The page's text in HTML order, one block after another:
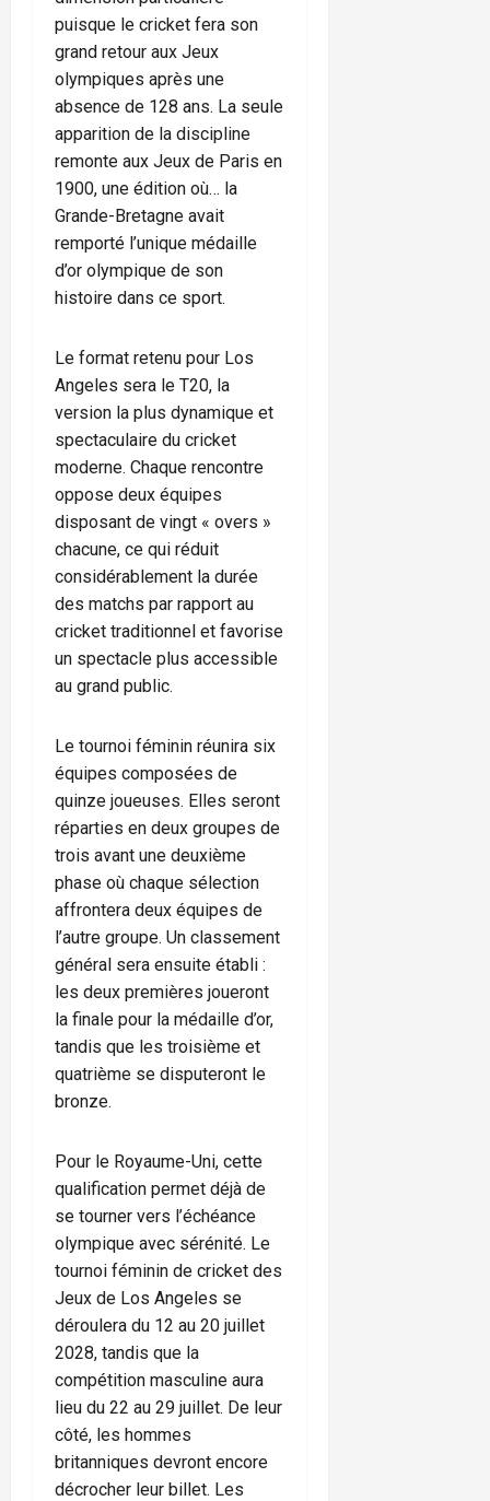
puisque le cricket fera son
grand retour aux Jeux
olympiques après une
absence de 128 ans. La seule
apparition de la discipline
remonte aux Jeux de Paris en
1900, une édition où… la
Grande-Bretagne avait
remporté l’unique médaille
d’or olympique de son
histoire dans ce sport.
Le format retenu pour Los
Angeles sera le T20, la
version la plus dynamique et
spectaculaire du cricket
moderne. Chaque rencontre
oppose deux équipes
disposant de vingt « overs »
chacune, ce qui réduit
considérablement la durée
des matchs par rapport au
cricket traditionnel et favorise
un spectacle plus accessible
au grand public.
Le tournoi féminin réunira six
équipes composées de
quinze joueuses. Elles seront
réparties en deux groupes de
trois avant une deuxième
phase où chaque sélection
affrontera deux équipes de
l’autre groupe. Un classement
général sera ensuite établi :
les deux premières joueront
la finale pour la médaille d’or,
tandis que les troisième et
quatrième se disputeront le
bronze.
Pour le Royaume-Uni, cette
qualification permet déjà de
se tourner vers l’échéance
olympique avec sérénité. Le
tournoi féminin de cricket des
Jeux de Los Angeles se
déroulera du 12 au 20 juillet
2028, tandis que la
compétition masculine aura
lieu du 22 au 29 juillet. De leur
côté, les hommes
britanniques devront encore
décrocher leur billet. Les